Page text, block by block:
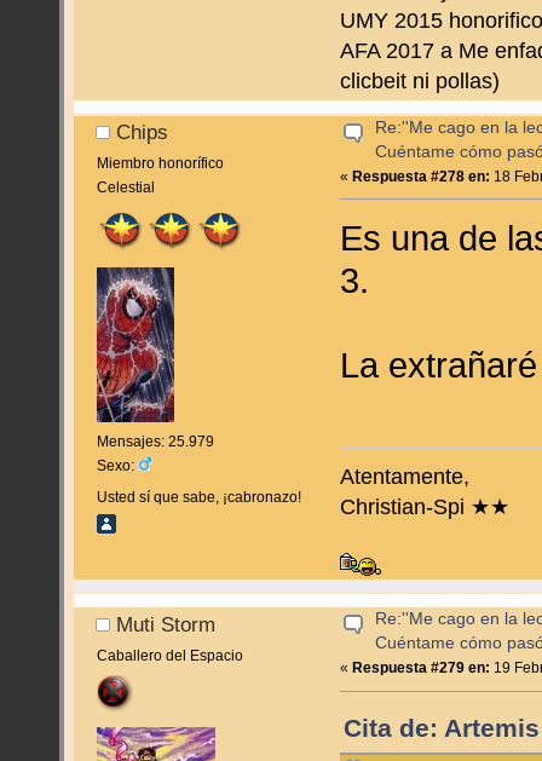
UMY 2015
AFA 2017 a Me
clicbeit ni pollas)
Chips
Miembro honorífico
Celestial
Mensajes: 25.979
Sexo:
Usted sí que sabe, ¡cabronazo!
Re:''Me cago en la
Cuéntame cómo
«Respuesta #278 en: 18
Es una de
3.
La
Atentamente,
Christian-Spi ★★
Muti Storm
Caballero del Espacio
Re:''Me cago en la
Cuéntame cómo
« Respuesta #279 en: 19
Cita de: